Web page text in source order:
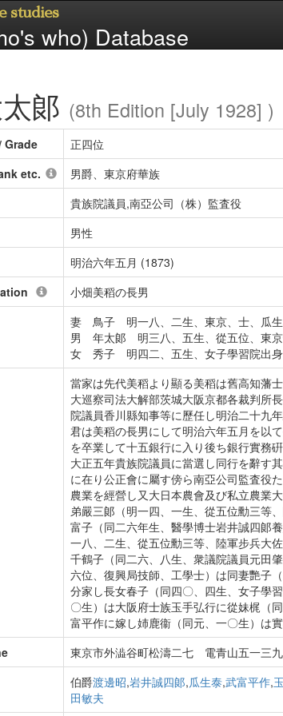
studies
who) Database
郞 (8th Edition [July 1928] )
Grade
正四位
etc.
男爵、東京府華族
貴族院議員,南亞公司（株）監査役
男性
明治六年五月 (1873)
小畑美稻の長男
妻 鳥子 明一八、二生、東京、士、瓜
男 年太郞 明三八、五生、從五位、東京
女 秀子 明四二、五生、女子學習院出身
當家は先代美稻より顯る美稻は舊高知藩
大巡察司法大解部茨城大阪京都各裁判所
院議員香川縣知事等に歷任し明治二十九
君は美稻の長男にして明治六年五月を以
を卒業して十五銀行に入り後ち銀行實務
大正五年貴族院議員に當選し同行を辭す
に在り公正會に屬す傍ら南亞公司監査役
農業を經營し又大日本農會及び私立農業
弟嚴三郞（明一四、一生、從五位勳三等
富子（同二六年生、醫學博士岩井誠四郞
一八、二生、從五位勳三等、陸軍步兵大
千鶴子（同二六、八生、衆議院議員元田
六位、復興局技師、工學士）は同妻艷子
分家し長女春子（同四〇、四生、女子學
〇生）は大阪府士族玉手弘行に從妹梶（
富平作に嫁し姉鹿衞（同元、一〇生）は
東京市外澁谷町松濤二七 電青山五一三九
伯爵渡邊昭,岩井誠四郞,瓜生泰,武富平作,
田敏夫